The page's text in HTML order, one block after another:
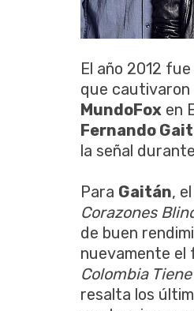
El año 2012
que cautivaron
MundoFox en
Fernando
la señal
Para Gaitán,
Corazones
de buen
nuevamente el
Colombia
resalta los